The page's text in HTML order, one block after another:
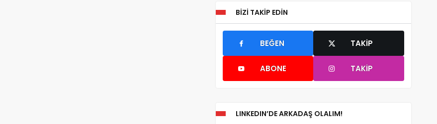
BIZI TAKIP EDIN
BEĞEN TAKIP
ABONE TAKIP
LINKEDIN’DE ARKADAŞ OLALIM!